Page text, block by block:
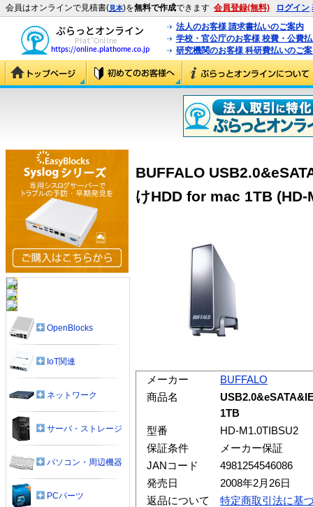
会員はオンラインで見積書(見本)を無料で作成できます 会員登録(無料) ログイン
法人のお客様 請求書払いのご案内
学校・官公庁のお客様 校費・公費
研究機関のお客様 科研費払いのご
BUFFALO
けHDD for mac 1TB (HD-
メーカー
BUFFALO
商品名
1TB
型番
HD-M1.0TIBSU2
保証条件
メーカー保証
JANコード
4981254546086
発売日
2008年2月26日
返品について
特定商取引法に基
OpenBlocks
IoT関連
ネットワーク
サーバ・ストレージ
パソコン・周辺機器
PCパーツ